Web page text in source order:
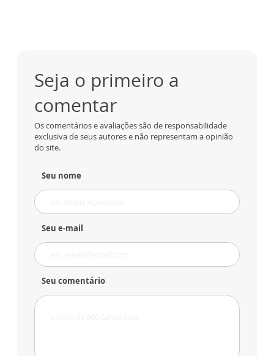
Seja o primeiro a
comentar
Os comentários e avaliações são de responsabilidade
exclusiva de seus autores e não representam a opinião
do site.
Seu nome
Seu e-mail
Seu comentário